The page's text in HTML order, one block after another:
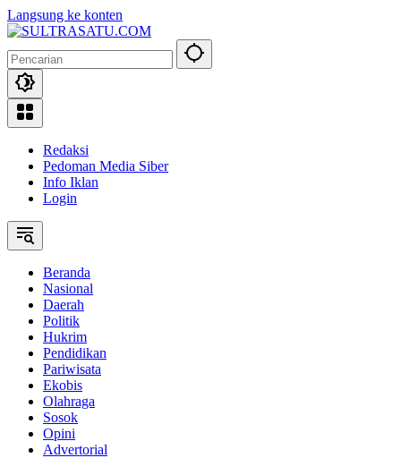
Langsung ke konten
Redaksi
Pedoman Media Siber
Info Iklan
Login
Beranda
Nasional
Daerah
Politik
Hukrim
Pendidikan
Pariwisata
Ekobis
Olahraga
Sosok
Opini
Advertorial